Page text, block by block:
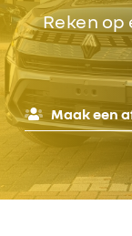
Reken
Maak een